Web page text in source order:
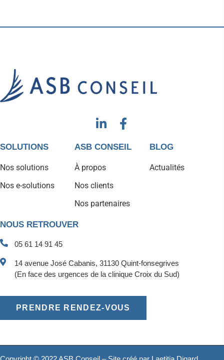
SOLUTIONS
Nos solutions
Nos e-solutions
ASB CONSEIL
À propos
Nos clients
Nos partenaires
BLOG
Actualités
NOUS RETROUVER
05 61 14 91 45
14 avenue José Cabanis, 31130 Quint-fonsegrives
(En face des urgences de la clinique Croix du Sud)
PRENDRE RENDEZ-VOUS